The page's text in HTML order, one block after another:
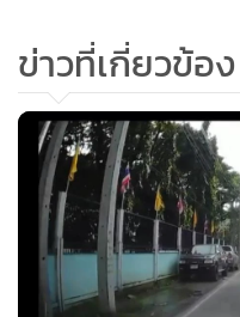
ข่าวที่เกี่ยวข้อง